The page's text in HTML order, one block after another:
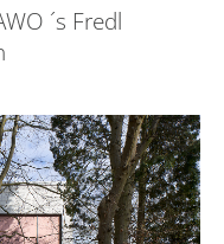
´s Fredl